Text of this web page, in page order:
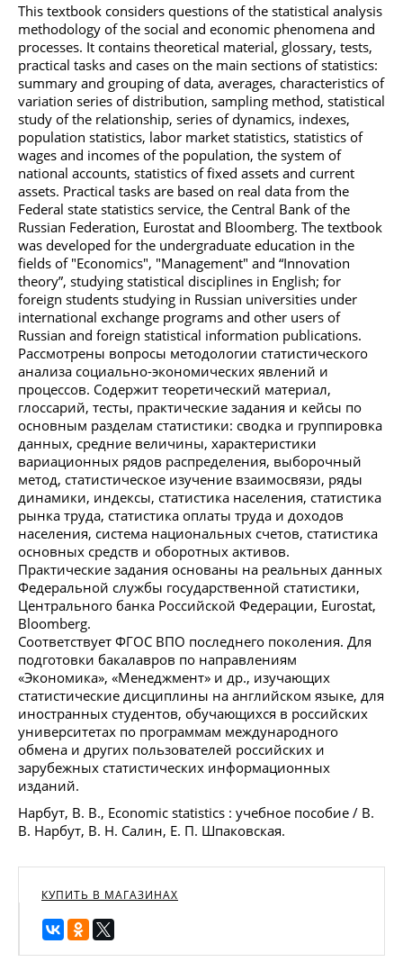
This textbook considers questions of the statistical analysis
methodology of the social and economic phenomena and
processes. It contains theoretical material, glossary, tests,
practical tasks and cases on the main sections of statistics:
summary and grouping of data, averages, characteristics of
variation series of distribution, sampling method, statistical
study of the relationship, series of dynamics, indexes,
population statistics, labor market statistics, statistics of
wages and incomes of the population, the system of
national accounts, statistics of fixed assets and current
assets. Practical tasks are based on real data from the
Federal state statistics service, the Central Bank of the
Russian Federation, Eurostat and Bloomberg. The textbook
was developed for the undergraduate education in the
fields of "Economics", "Management" and “Innovation
theory”, studying statistical disciplines in English; for
foreign students studying in Russian universities under
international exchange programs and other users of
Russian and foreign statistical information publications.
Рассмотрены вопросы методологии статистического
анализа социально-экономических явлений и
процессов. Содержит теоретический материал,
глоссарий, тесты, практические задания и кейсы по
основным разделам статистики: сводка и группировка
данных, средние величины, характеристики
вариационных рядов распределения, выборочный
метод, статистическое изучение взаимосвязи, ряды
динамики, индексы, статистика населения, статистика
рынка труда, статистика оплаты труда и доходов
населения, система национальных счетов, статистика
основных средств и оборотных активов.
Практические задания основаны на реальных данных
Федеральной службы государственной статистики,
Центрального банка Российской Федерации, Eurostat,
Bloomberg.
Соответствует ФГОС ВПО последнего поколения. Для
подготовки бакалавров по направлениям
«Экономика», «Менеджмент» и др., изучающих
статистические дисциплины на английском языке, для
иностранных студентов, обучающихся в российских
университетах по программам международного
обмена и других пользователей российских и
зарубежных статистических информационных
изданий.
Нарбут, В. В., Economic statistics : учебное пособие / В.
В. Нарбут, В. Н. Салин, Е. П. Шпаковская.
КУПИТЬ В МАГАЗИНАХ